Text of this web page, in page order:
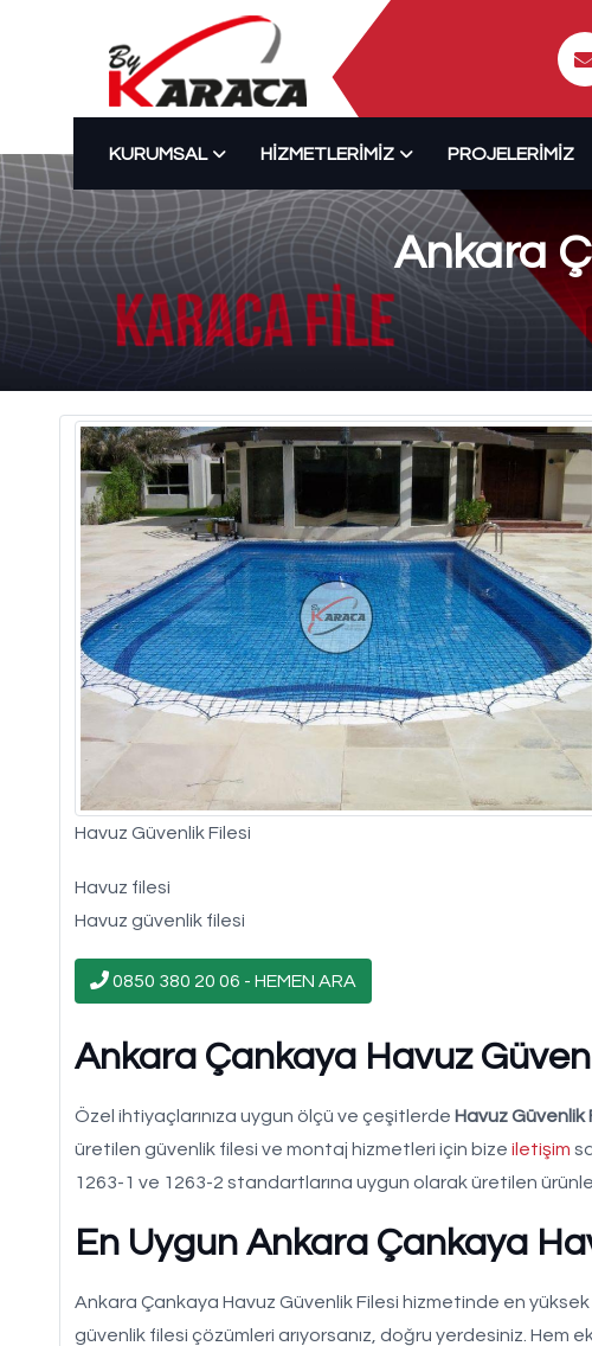
KURUMSAL HIZMETLERIMIZ PROJELERIMIZ
Ankara
Havuz Güvenlik Filesi
Havuz filesi
Havuz güvenlik filesi
0850 380 20 06 - HEMEN ARA
Ankara Çankaya Havuz
Özel ihtiyaçlarınıza uygun ölçü ve çeşitlerde Havuz Güvenlik
üretilen güvenlik filesi ve montaj hizmetleri için bize iletişim
1263-1 ve 1263-2 standartlarına uygun olarak üretilen
En Uygun Ankara Çankaya
Ankara Çankaya Havuz Güvenlik Filesi hizmetinde en
güvenlik filesi çözümleri arıyorsanız, doğru yerdesiniz. Hem